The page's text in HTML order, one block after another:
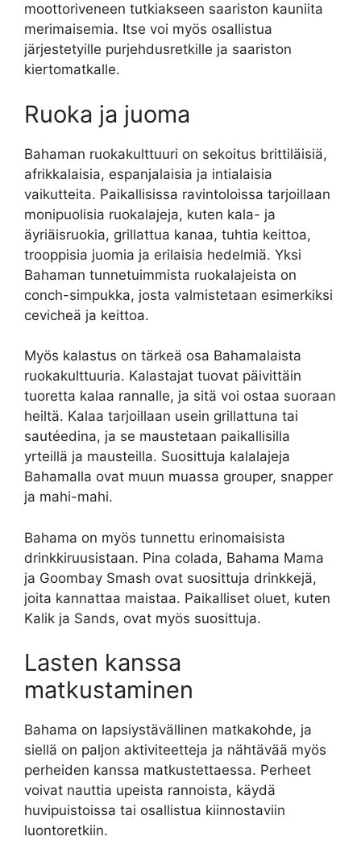
moottoriveneen tutkiakseen saariston kauniita
merimaisemia. Itse voi myös osallistua
järjestetyille purjehdusretkille ja saariston
kiertomatkalle.
Ruoka ja juoma
Bahaman ruokakulttuuri on sekoitus brittiläisiä,
afrikkalaisia, espanjalaisia ja intialaisia
vaikutteita. Paikallisissa ravintoloissa tarjoillaan
monipuolisia ruokalajeja, kuten kala- ja
äyriäisruokia, grillattua kanaa, tuhtia keittoa,
trooppisia juomia ja erilaisia hedelmiä. Yksi
Bahaman tunnetuimmista ruokalajeista on
conch-simpukka, josta valmistetaan esimerkiksi
cevicheä ja keittoa.
Myös kalastus on tärkeä osa Bahamalaista
ruokakulttuuria. Kalastajat tuovat päivittäin
tuoretta kalaa rannalle, ja sitä voi ostaa suoraan
heiltä. Kalaa tarjoillaan usein grillattuna tai
sautéedina, ja se maustetaan paikallisilla
yrteillä ja mausteilla. Suosittuja kalalajeja
Bahamalla ovat muun muassa grouper, snapper
ja mahi-mahi.
Bahama on myös tunnettu erinomaisista
drinkkiruusistaan. Pina colada, Bahama Mama
ja Goombay Smash ovat suosittuja drinkkejä,
joita kannattaa maistaa. Paikalliset oluet, kuten
Kalik ja Sands, ovat myös suosittuja.
Lasten kanssa
matkustaminen
Bahama on lapsiystävällinen matkakohde, ja
siellä on paljon aktiviteetteja ja nähtävää myös
perheiden kanssa matkustettaessa. Perheet
voivat nauttia upeista rannoista, käydä
huvipuistoissa tai osallistua kiinnostaviin
luontoretkiin.